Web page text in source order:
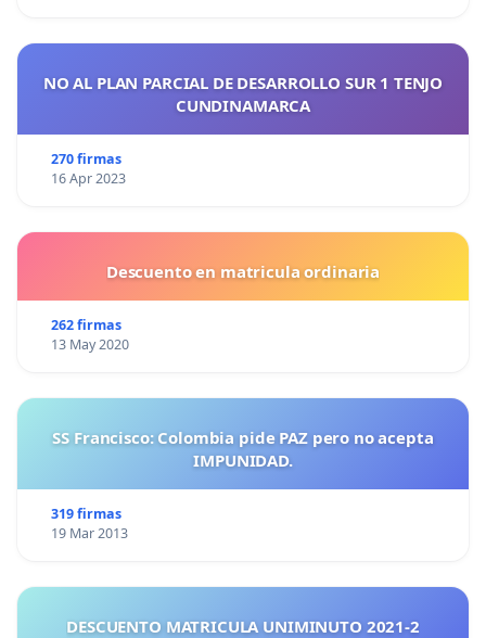
NO AL PLAN PARCIAL DE DESARROLLO SUR 1 TENJO
CUNDINAMARCA
270 firmas
16 Apr 2023
Descuento en matricula ordinaria
262 firmas
13 May 2020
SS Francisco: Colombia pide PAZ pero no acepta
IMPUNIDAD.
319 firmas
19 Mar 2013
DESCUENTO MATRICULA UNIMINUTO 2021-2